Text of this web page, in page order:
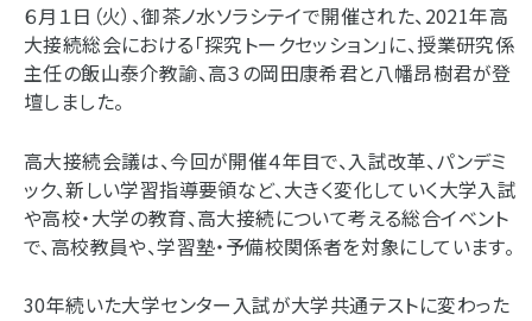
６月１日（火）、御茶ノ水ソラシテイで開催された、2021年高
大接続総会における「探究トークセッション」に、授業研究係
主任の飯山泰介教諭、高３の岡田康希君と八幡昂樹君が登
壇しました。
高大接続会議は、今回が開催４年目で、入試改革、パンデミ
ック、新しい学習指導要領など、大きく変化していく大学入試
や高校・大学の教育、高大接続について考える総合イベント
で、高校教員や、学習塾・予備校関係者を対象にしています。
30年続いた大学センター入試が大学共通テストに変わった